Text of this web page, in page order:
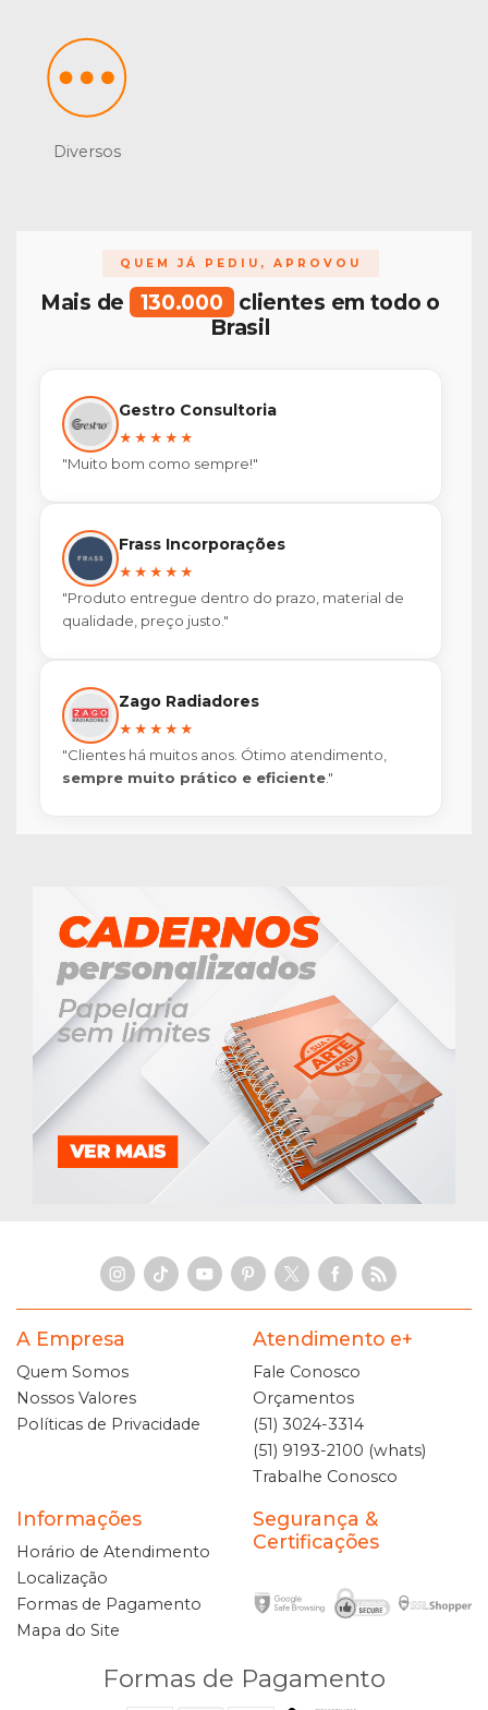
Diversos
QUEM JÁ PEDIU, APROVOU
Mais de 130.000
clientes em todo o
Brasil
Gestro Consultoria
★★★★★
"Muito bom como sempre!"
Frass Incorporações
★★★★★
"Produto entregue dentro do prazo, material de
qualidade, preço justo."
Zago Radiadores
★★★★★
"Clientes há muitos anos. Ótimo atendimento,
sempre muito prático e eficiente."
A Empresa
Quem Somos
Nossos Valores
Políticas de Privacidade
Atendimento e+
Fale Conosco
Orçamentos
(51) 3024-3314
(51) 9193-2100 (whats)
Trabalhe Conosco
Informações
Horário de Atendimento
Localização
Formas de Pagamento
Mapa do Site
Segurança &
Certificações
Formas de Pagamento